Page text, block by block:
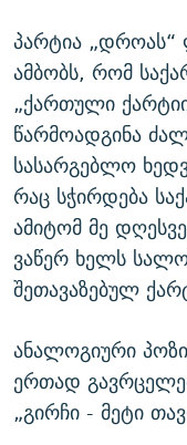
პარტია
ამბობს, რომ
„ქართული
წარმოადგინა
სასარგებლო
რაც სჭირდება
ამიტომ მე
ვაწერ ხელს
შეთავაზებულ
ანალოგიური
ერთად
„გირჩი - მეტი